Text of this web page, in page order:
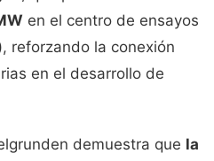
en el centro de ensayos
reforzando la conexión
en el desarrollo de
demuestra que la